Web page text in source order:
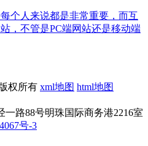
个人来说都是非常重要，而互
，不管是PC端网站还是移动端
权所有 xml地图 html地图
路88号明珠国际商务港2216室
号-3